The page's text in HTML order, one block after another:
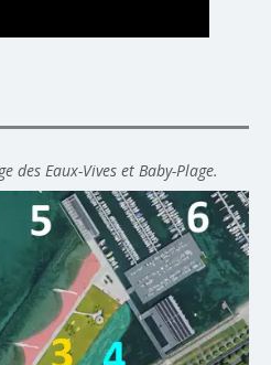
des Eaux-Vives et Baby-Plage.